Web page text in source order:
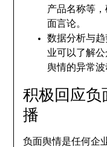
产品名称等
面言论。
数据分析与
业可以了解
舆情的异常波
积极回应
播
负面舆情是任何企